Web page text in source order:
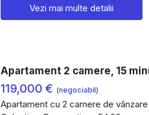
Vezi mai multe detalii
Apartament 2 camere, 15
119,000 € (negociabil)
Apartament cu 2 camere de vânzare